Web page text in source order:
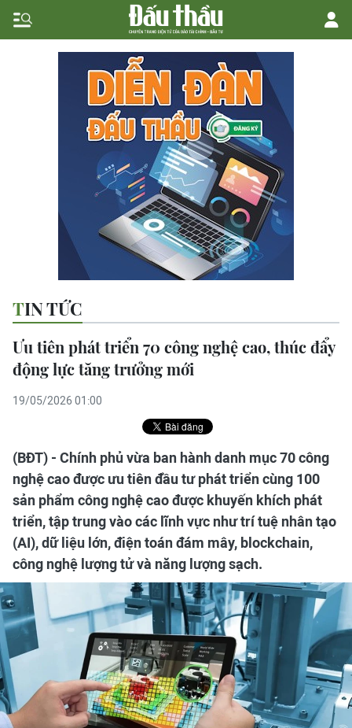
TIN TỨC
Ưu tiên phát triển 70 công nghệ cao, thúc đẩy
động lực tăng trưởng mới
19/05/2026 01:00
(BĐT) - Chính phủ vừa ban hành danh mục 70 công
nghệ cao được ưu tiên đầu tư phát triển cùng 100
sản phẩm công nghệ cao được khuyến khích phát
triển, tập trung vào các lĩnh vực như trí tuệ nhân tạo
(AI), dữ liệu lớn, điện toán đám mây, blockchain,
công nghệ lượng tử và năng lượng sạch.